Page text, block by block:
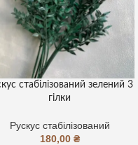
стабілізований зелений 3
гілки
Рускус стабілізований
180,00 ₴